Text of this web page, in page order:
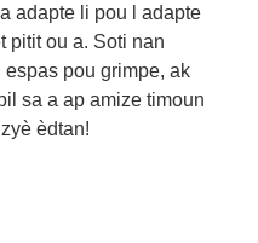
adapte li pou l adapte
pitit ou a. Soti nan
pou grimpe, ak
sa a ap amize timoun
èdtan!